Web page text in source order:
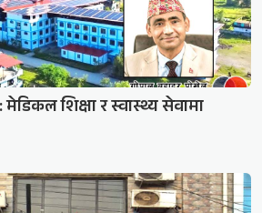
शिक्षा र स्वास्थ्य सेवामा